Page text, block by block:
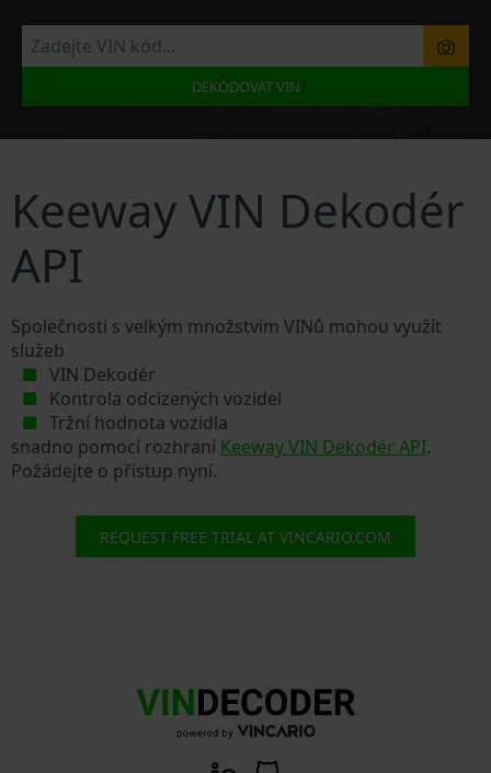
DEKÓDOVAT VIN
Keeway VIN Dekodér
API
Společnosti s velkým množstvím VINů mohou využít
služeb
VIN Dekodér
Kontrola odcizených vozidel
Tržní hodnota vozidla
snadno pomocí rozhraní Keeway VIN Dekodér API.
Požádejte o přístup nyní.
REQUEST FREE TRIAL AT VINCARIO.COM